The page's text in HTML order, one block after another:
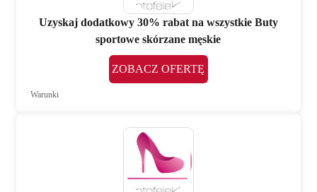
Uzyskaj dodatkowy 30% rabat na wszystkie Buty
sportowe skórzane męskie
ZOBACZ OFERTĘ
Warunki